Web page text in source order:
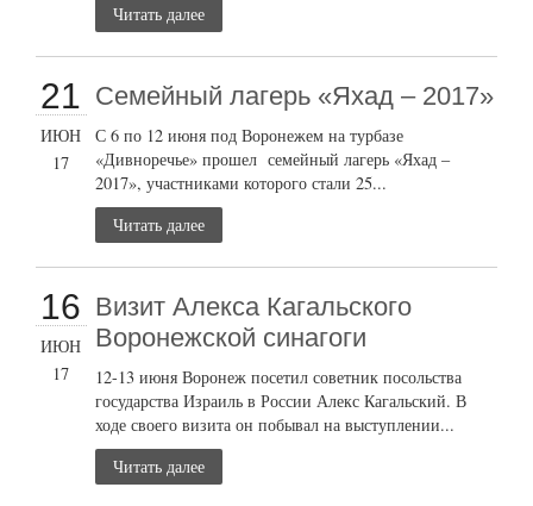
Читать далее
21
ИЮН
17
Семейный лагерь «Яхад – 2017»
С 6 по 12 июня под Воронежем на турбазе
«Дивноречье» прошел семейный лагерь «Яхад –
2017», участниками которого стали 25...
Читать далее
16
ИЮН
17
Визит Алекса Кагальского
Воронежской синагоги
12-13 июня Воронеж посетил советник посольства
государства Израиль в России Алекс Кагальский. В
ходе своего визита он побывал на выступлении...
Читать далее